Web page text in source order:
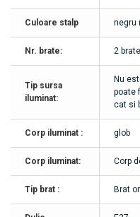
Culoare stalp negru
Nr. brate: 2 brate
Tip sursa
iluminat:
Nu
poate
cat si
Corp iluminat : glob
Corp iluminat: Corp
Tip brat : Brat